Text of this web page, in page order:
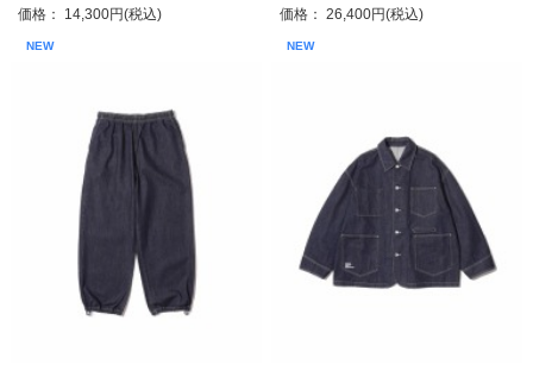
価格： 14,300円(税込) 価格： 26,400円(税込)
NEW NEW